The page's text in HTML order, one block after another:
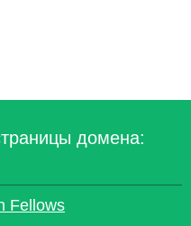
домена:
Fellows